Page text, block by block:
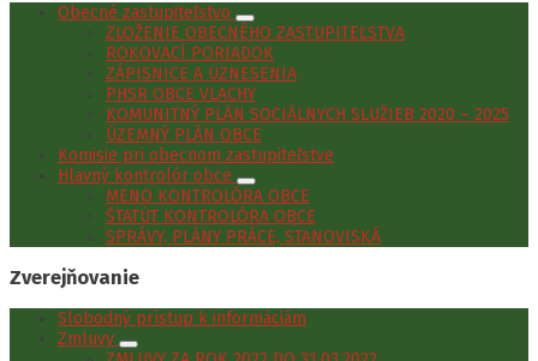
Obecné zastupiteľstvo
ZLOŽENIE OBECNÉHO ZASTUPITEĽSTVA
ROKOVACÍ PORIADOK
ZÁPISNICE A UZNESENIA
PHSR OBCE VLACHY
KOMUNITNÝ PLÁN SOCIÁLNYCH SLUŽIEB 2020 – 2025
ÚZEMNÝ PLÁN OBCE
Komisie pri obecnom zastupiteľstve
Hlavný kontrolór obce
MENO KONTROLÓRA OBCE
ŠTATÚT KONTROLÓRA OBCE
SPRÁVY, PLÁNY PRÁCE, STANOVISKÁ
Zverejňovanie
Slobodný prístup k informáciám
Zmluvy